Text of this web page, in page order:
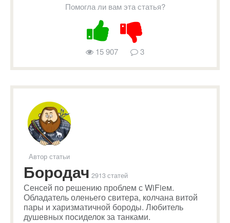
Помогла ли вам эта статья?
15 907 3
Автор статьи
Бородач 2913 статей
Сенсей по решению проблем с WiFiем.
Обладатель оленьего свитера, колчана витой
пары и харизматичной бороды. Любитель
душевных посиделок за танками.